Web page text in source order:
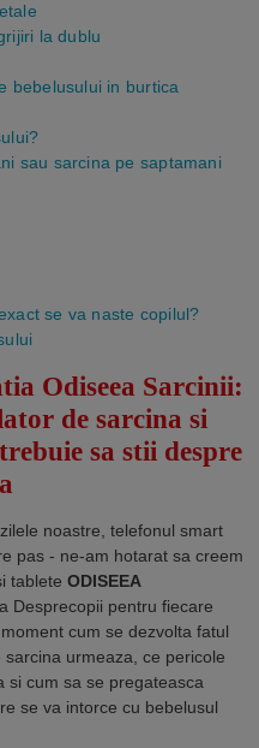
la dublu
bebelusului in burtica
sau sarcina pe saptamani
se va naste copilul?
Odiseea Sarcinii:
de sarcina si
sa stii despre
noastre, telefonul smart
pas - ne-am hotarat sa creem
tableteODISEEA
Desprecopii pentru fiecare
cum se dezvolta fatul
urmeaza, ce pericole
si cum sa se pregateasca
se va intorce cu bebelusul